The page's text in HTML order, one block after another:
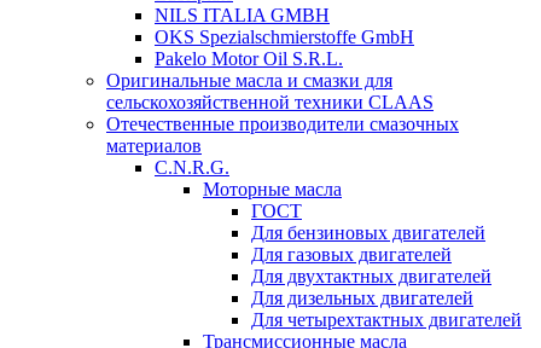
NILS ITALIA GMBH
OKS Spezialschmierstoffe GmbH
Pakelo Motor Oil S.R.L.
Оригинальные масла и смазки для
сельскохозяйственной техники CLAAS
Отечественные производители смазочных
материалов
C.N.R.G.
Моторные масла
ГОСТ
Для бензиновых двигателей
Для газовых двигателей
Для двухтактных двигателей
Для дизельных двигателей
Для четырехтактных двигателей
Трансмиссионные масла